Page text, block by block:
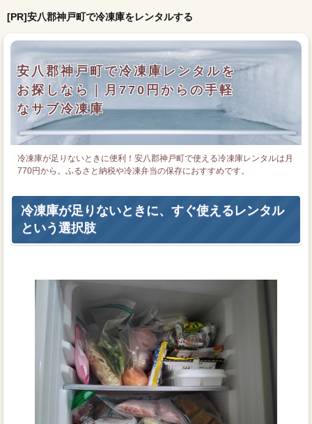
[PR]安八郡神戸町で冷凍庫をレンタルする
安八郡神戸町で冷凍庫レンタルを
お探しなら｜月770円からの手軽
なサブ冷凍庫
冷凍庫が足りないときに便利！安八郡神戸町で使える冷凍庫レンタルは月
770円から。ふるさと納税や冷凍弁当の保存におすすめです。
冷凍庫が足りないときに、すぐ使えるレンタル
という選択肢